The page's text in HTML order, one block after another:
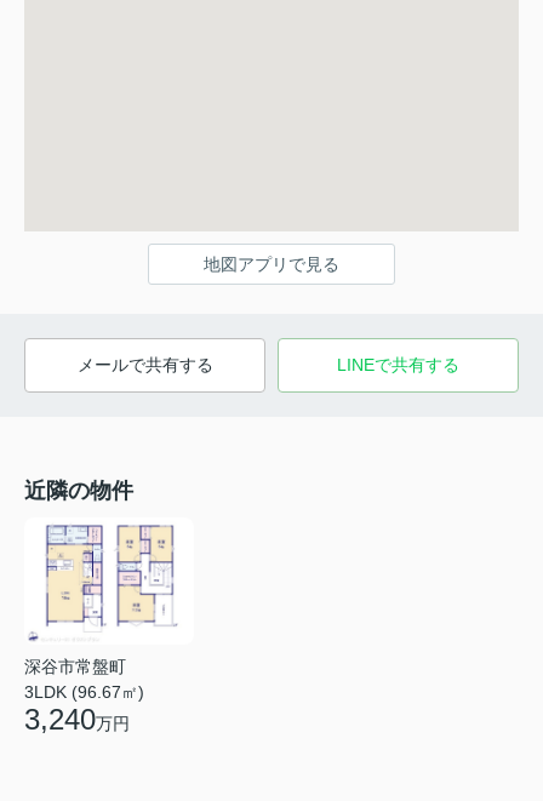
地図アプリで見る
メールで共有する LINEで共有する
近隣の物件
深谷市常盤町
3LDK (96.67㎡)
3,240万円